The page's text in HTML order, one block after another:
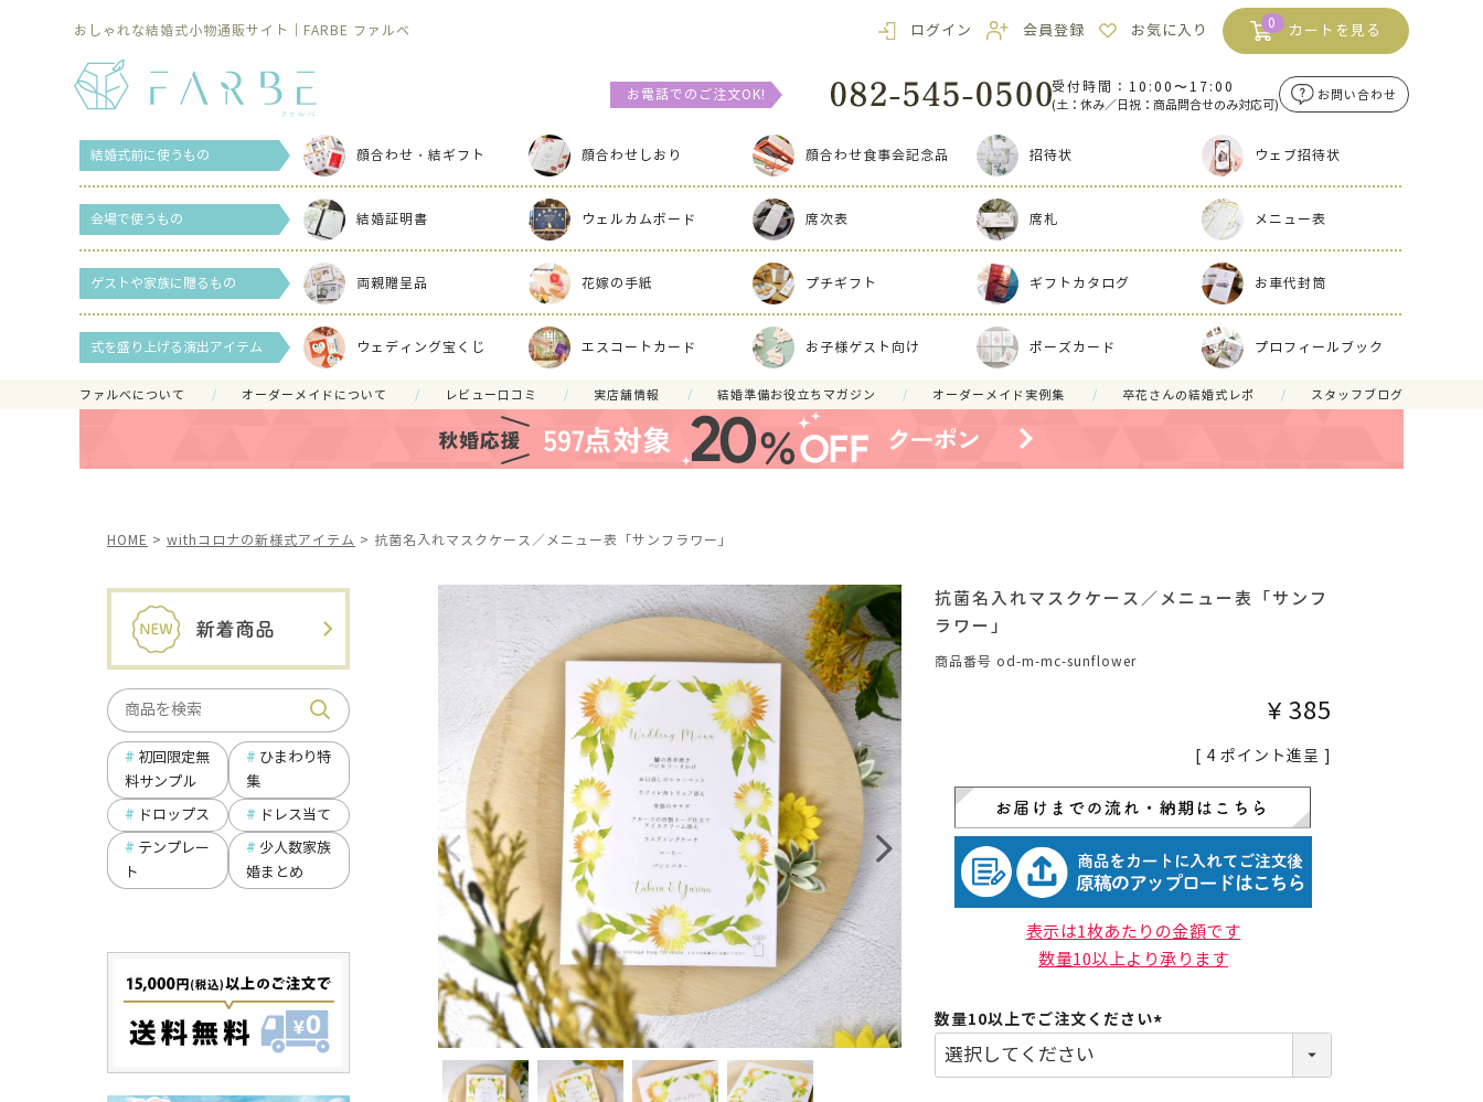
おしゃれな結婚式小物通販サイト｜FARBE ファルベ ログイン 会員登録 お気に入り 0 カートを見る
お電話でのご注文OK! 受付時間：10:00〜17:00
(土：休み／日祝：商品問合せのみ対応可)
お問い合わせ
結婚式前に使うもの 顔合わせ・結ギフト 顔合わせしおり 顔合わせ食事会記念品 招待状 ウェブ招待状
会場で使うもの 結婚証明書 ウェルカムボード 席次表 席札 メニュー表
ゲストや家族に贈るもの 両親贈呈品 花嫁の手紙 プチギフト ギフトカタログ お車代封筒
式を盛り上げる演出アイテム ウェディング宝くじ エスコートカード お子様ゲスト向け ポーズカード プロフィールブック
ファルべについて オーダーメイドについて レビュー口コミ 実店舗情報 結婚準備お役立ちマガジン オーダーメイド実例集 卒花さんの結婚式レポ スタッフブログ
HOME withコロナの新様式アイテム 抗菌名入れマスクケース／メニュー表「サンフラワー」
初回限定無
料サンプル
ひまわり特
集
ドロップス
ドレス当て
テンプレー
ト
少人数家族
婚まとめ
抗菌名入れマスクケース／メニュー表「サンフ
ラワー」
商品番号 od-m-mc-sunflower
¥ 385
[ 4 ポイント進呈 ]
表示は1枚あたりの金額です
数量10以上より承ります
数量10以上でご注文ください
須)